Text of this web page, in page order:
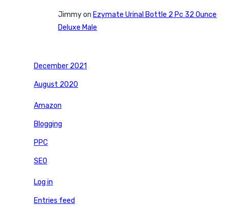
Jimmyon Ezymate Urinal Bottle 2 Pc 32 Ounce
Deluxe Male
December 2021
August 2020
Amazon
Blogging
PPC
SEO
Log in
Entries feed